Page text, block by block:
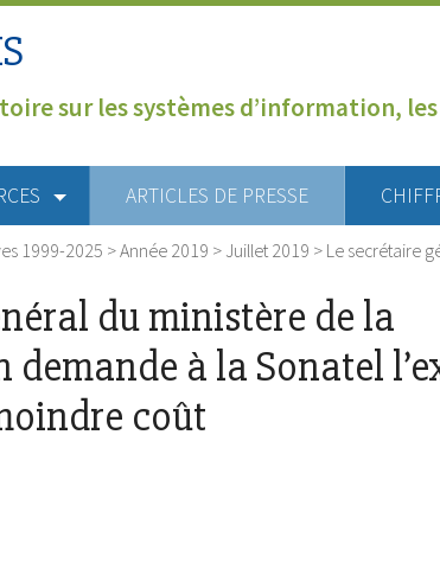
sur les systèmes d’information,
ARTICLES DE PRESSE
1999-2025 >Année 2019 > Juillet 2019 > Le secrétaire
du ministère de la
à la Sonatel
coût